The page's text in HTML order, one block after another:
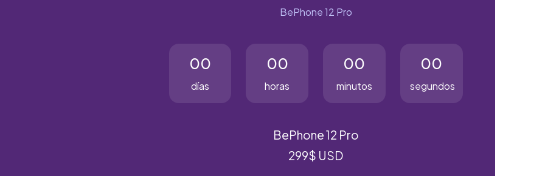
BePhone 12 Pro
00
días
00
horas
00
minutos
00
segundos
BePhone 12 Pro
299$ USD